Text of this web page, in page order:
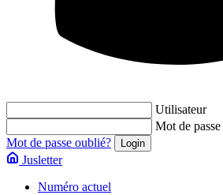
Utilisateur
Mot de passe
Mot de passe oublié?
Jusletter
Numéro actuel